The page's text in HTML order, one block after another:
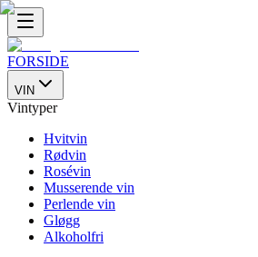
FORSIDE
VIN
Vintyper
Hvitvin
Rødvin
Rosévin
Musserende vin
Perlende vin
Gløgg
Alkoholfri